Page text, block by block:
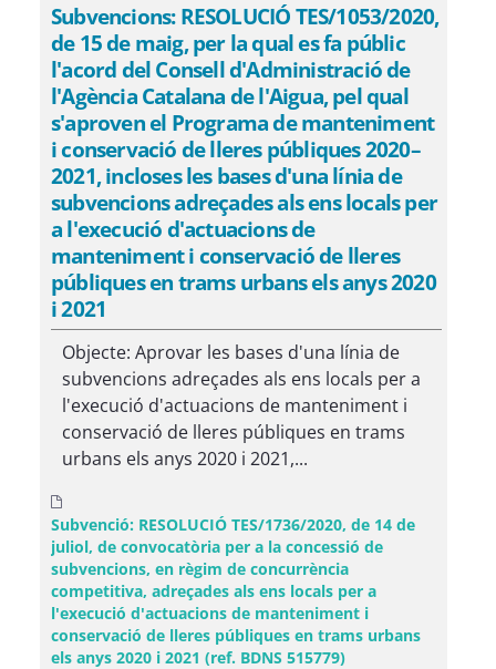
Subvencions: RESOLUCIÓ TES/1053/2020,
de 15 de maig, per la qual es fa públic
l'acord del Consell d'Administració de
l'Agència Catalana de l'Aigua, pel qual
s'aproven el Programa de manteniment
i conservació de lleres públiques 2020–
2021, incloses les bases d'una línia de
subvencions adreçades als ens locals per
a l'execució d'actuacions de
manteniment i conservació de lleres
públiques en trams urbans els anys 2020
i 2021
Objecte: Aprovar les bases d'una línia de
subvencions adreçades als ens locals per a
l'execució d'actuacions de manteniment i
conservació de lleres públiques en trams
urbans els anys 2020 i 2021,...
Subvenció: RESOLUCIÓ TES/1736/2020, de 14 de
juliol, de convocatòria per a la concessió de
subvencions, en règim de concurrència
competitiva, adreçades als ens locals per a
l'execució d'actuacions de manteniment i
conservació de lleres públiques en trams urbans
els anys 2020 i 2021 (ref. BDNS 515779)